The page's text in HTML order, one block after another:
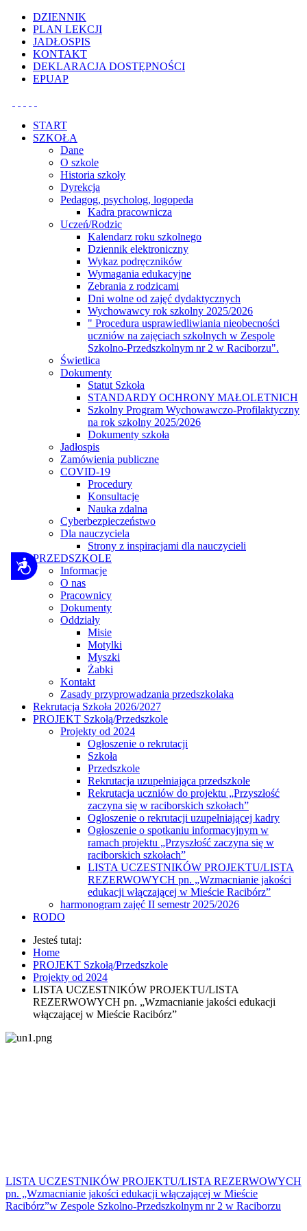
witryna
zawiera
system
dostępności.
Dostępność
DZIENNIK
PLAN LEKCJI
JADŁOSPIS
KONTAKT
DEKLARACJA DOSTĘPNOŚCI
EPUAP
START
SZKOŁA
Dane
O szkole
Historia szkoły
Dyrekcja
Pedagog, psycholog, logopeda
Kadra pracownicza
Uczeń/Rodzic
Kalendarz roku szkolnego
Dziennik elektroniczny
Wykaz podręczników
Wymagania edukacyjne
Zebrania z rodzicami
Dni wolne od zajęć dydaktycznych
Wychowawcy rok szkolny 2025/2026
" Procedura usprawiedliwiania nieobecności
uczniów na zajęciach szkolnych w Zespole
Szkolno-Przedszkolnym nr 2 w Raciborzu".
Świetlica
Dokumenty
Statut Szkoła
STANDARDY OCHRONY MAŁOLETNICH
Szkolny Program Wychowawczo-Profilaktyczny
na rok szkolny 2025/2026
Dokumenty szkoła
Jadłospis
Zamówienia publiczne
COVID-19
Procedury
Konsultacje
Nauka zdalna
Cyberbezpieczeństwo
Dla nauczyciela
Strony z inspiracjami dla nauczycieli
PRZEDSZKOLE
Informacje
O nas
Pracownicy
Dokumenty
Oddziały
Misie
Motylki
Myszki
Żabki
Kontakt
Zasady przyprowadzania przedszkolaka
Rekrutacja Szkoła 2026/2027
PROJEKT Szkołą/Przedszkole
Projekty od 2024
Ogłoszenie o rekrutacji
Szkoła
Przedszkole
Rekrutacja uzupełniająca przedszkole
Rekrutacja uczniów do projektu „Przyszłość
zaczyna się w raciborskich szkołach”
Ogłoszenie o rekrutacji uzupełniającej kadry
Ogłoszenie o spotkaniu informacyjnym w
ramach projektu „Przyszłość zaczyna się w
raciborskich szkołach”
LISTA UCZESTNIKÓW PROJEKTU/LISTA
REZERWOWYCH pn. „Wzmacnianie jakości
edukacji włączającej w Mieście Racibórz”
harmonogram zajęć II semestr 2025/2026
RODO
Jesteś tutaj:
Home
PROJEKT Szkołą/Przedszkole
Projekty od 2024
LISTA UCZESTNIKÓW PROJEKTU/LISTA
REZERWOWYCH pn. „Wzmacnianie jakości edukacji
włączającej w Mieście Racibórz”
LISTA UCZESTNIKÓW PROJEKTU/LISTA REZERWOWYCH
pn. „Wzmacnianie jakości edukacji włączającej w Mieście
Racibórz”w Zespole Szkolno-Przedszkolnym nr 2 w Raciborzu